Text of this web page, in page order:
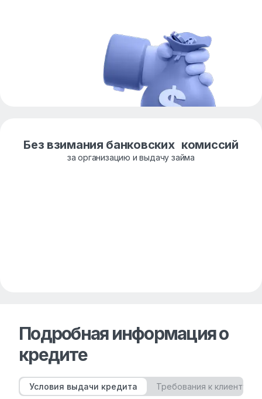
Без взимания банковских комиссий
за организацию и выдачу займа
Подробная информация о
кредите
Условия выдачи кредита Требования к клиенту